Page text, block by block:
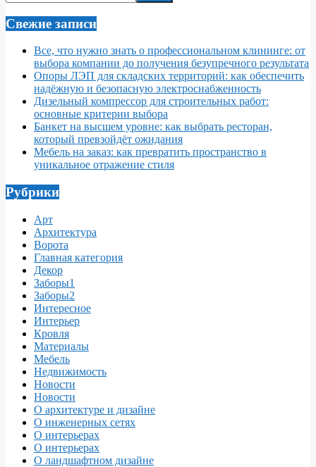
Свежие записи
Все, что нужно знать о профессиональном клининге: от
выбора компании до получения безупречного результата
Опоры ЛЭП для складских территорий: как обеспечить
надёжную и безопасную электроснабженность
Дизельный компрессор для строительных работ:
основные критерии выбора
Банкет на высшем уровне: как выбрать ресторан,
который превзойдёт ожидания
Мебель на заказ: как превратить пространство в
уникальное отражение стиля
Рубрики
Арт
Архитектура
Ворота
Главная категория
Декор
Заборы1
Заборы2
Интересное
Интерьер
Кровля
Материалы
Мебель
Недвижимость
Новости
Новости
О архитектуре и дизайне
О инженерных сетях
О интерьерах
О интерьерах
О ландшафтном дизайне